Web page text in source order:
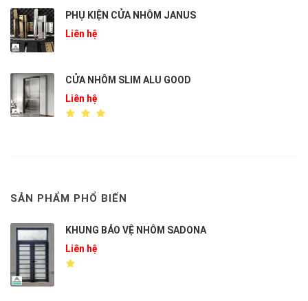
PHỤ KIỆN CỬA NHÔM JANUS
Liên hệ
CỬA NHÔM SLIM ALU GOOD
Liên hệ
SẢN PHẨM PHỔ BIẾN
KHUNG BẢO VỆ NHÔM SADONA
Liên hệ